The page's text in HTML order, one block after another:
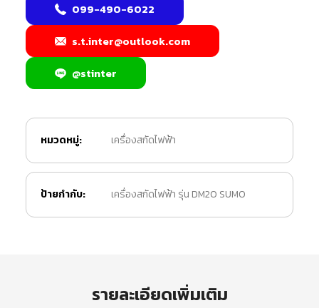
099-490-6022
s.t.inter@outlook.com
@stinter
หมวดหมู่: เครื่องสกัดไฟฟ้า
ป้ายกำกับ: เครื่องสกัดไฟฟ้า รุ่น DM20 SUMO
รายละเอียดเพิ่มเติม